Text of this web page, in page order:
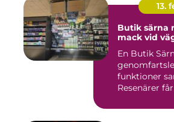
13.
Butik särna mer än bara en
mack vid
En Butik
funktioner
Resenärer